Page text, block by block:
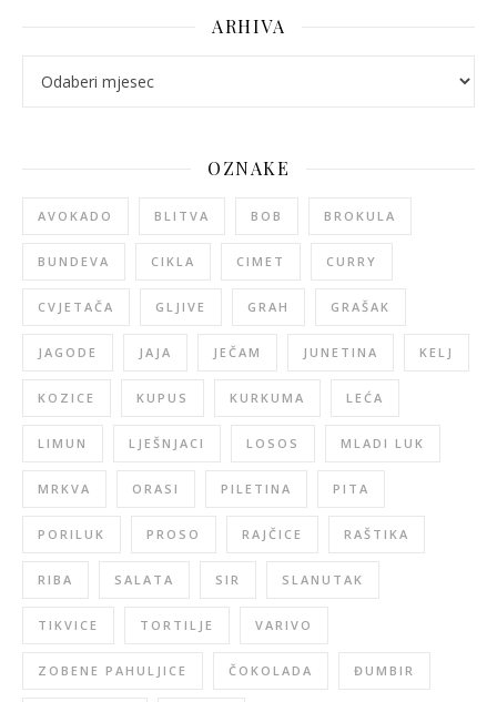
ARHIVA
OZNAKE
AVOKADO BLITVA BOB BROKULA
BUNDEVA CIKLA CIMET CURRY
CVJETAČA GLJIVE GRAH GRAŠAK
JAGODE JAJA JEČAM JUNETINA KELJ
KOZICE KUPUS KURKUMA LEĆA
LIMUN LJEŠNJACI LOSOS MLADI LUK
MRKVA ORASI PILETINA PITA
PORILUK PROSO RAJČICE RAŠTIKA
RIBA SALATA SIR SLANUTAK
TIKVICE TORTILJE VARIVO
ZOBENE PAHULJICE ČOKOLADA ĐUMBIR